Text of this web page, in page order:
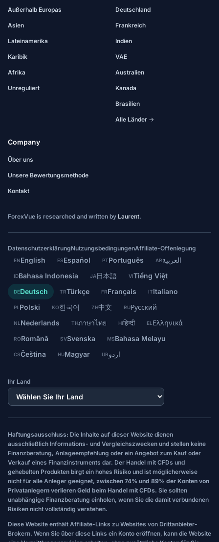
Außerhalb Europas
Asien
Lateinamerika
Karibik
Afrika
Unreguliert
Deutschland
Frankreich
Indien
VAE
Australien
Kanada
Brasilien
Alle Länder →
Company
Über uns
Unsere Bewertungsmethode
Kontakt
ForexVue is researched and written by Laurent.
DatenschutzerklärungNutzungsbedingungenAffiliate-Offenlegung
ENEnglish ESEspañol PTPortuguês ARالعربية
IDBahasa Indonesia JA日本語 VITiếng Việt
DEDeutsch TRTürkçe FRFrançais ITItaliano
PL Polski KO한국어 ZH中文 RUРусский
NL Nederlands THภาษาไทย HIहिन्दी EL Ελληνικά
RORomână SVSvenska MSBahasa Melayu
CSČeština HUMagyar URاردو
Ihr Land
Haftungsausschluss: Die Inhalte auf dieser Website dienen
ausschließlich Informations- und Vergleichszwecken und stellen keine
Finanzberatung, Anlageempfehlung oder ein Angebot zum Kauf oder
Verkauf eines Finanzinstruments dar. Der Handel mit CFDs und
gehebelten Produkten birgt ein hohes Risiko und ist möglicherweise
nicht für alle Anleger geeignet, zwischen 74% und 89% der Konten von
Privatanlegern verlieren Geld beim Handel mit CFDs. Sie sollten
unabhängige Finanzberatung einholen, wenn Sie die damit verbundenen
Risiken nicht vollständig verstehen.
Diese Website enthält Affiliate-Links zu Websites von Drittanbieter-
Brokern. Wenn Sie über diese Links ein Konto eröffnen, kann die Website